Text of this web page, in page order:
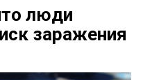
люди
заражения